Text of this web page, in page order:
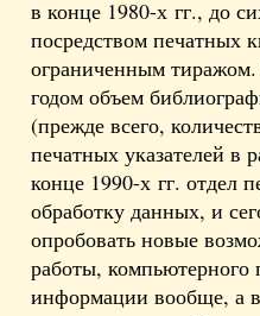
в конце 1980-х гг., до
посредством печатных
ограниченным
годом объем
(прежде всего,
печатных указателей в
конце 1990-х гг. отдел
обработку данных, и
опробовать новые
работы, компьютерного
информации вообще, а